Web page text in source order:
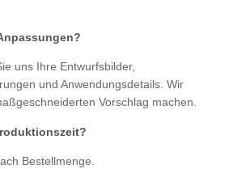
uns Ihre Entwurfsbilder,
und Anwendungsdetails. Wir
Vorschlag machen.
Bestellmenge.